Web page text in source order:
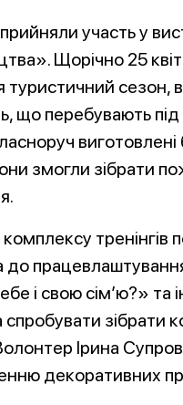
участь у
Щорічно 25
сезон,
що перебувають
змогли зібрати
тренінгів
і свою сім’ю?» та
зібрати
Ірина
декоративних